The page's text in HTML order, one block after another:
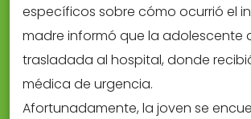
específicos sobre cómo ocurrió el
madre informó que la adolescente
trasladada al hospital, donde
médica de urgencia.
Afortunadamente, la joven se